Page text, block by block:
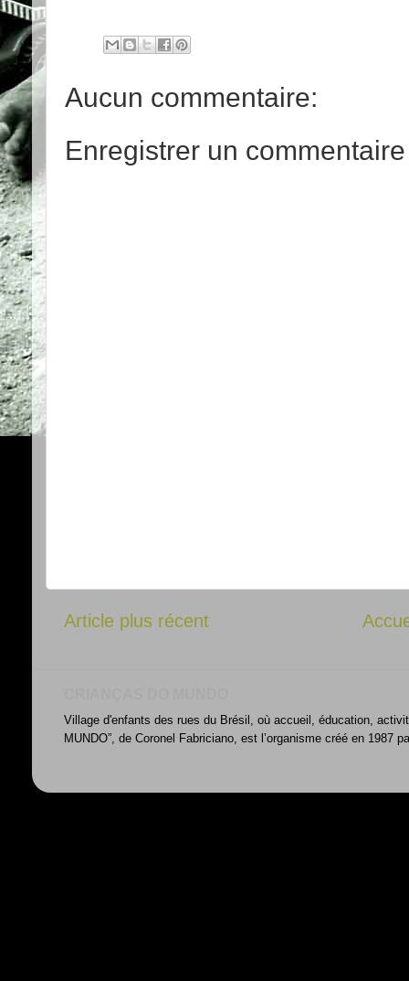
Aucun commentaire:
Enregistrer un commentaire
Article plus récent
Village d'enfants des rues du Brésil, où accueil, éducation,
MUNDO”, de Coronel Fabriciano, est l’organisme créé en